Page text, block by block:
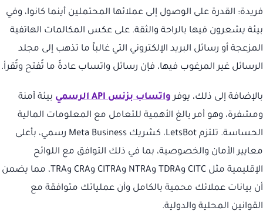
فريدة: القدرة على الوصول إلى عملائها المحتملين أينما كانوا، وفي
بيئة يشعرون فيها بالراحة والثقة. على عكس المكالمات الهاتفية
المزعجة أو رسائل البريد الإلكتروني التي غالباً ما تذهب إلى مجلد
الرسائل غير المرغوب فيها، فإن رسائل واتساب عادةً ما تُفتح وتُقرأ.
بالإضافة إلى ذلك، يوفر واتساب بزنس API الرسمي
بيئة آمنة
ومشفرة، وهو أمر بالغ الأهمية للتعامل مع المعلومات المالية
الحساسة. تلتزم LetsBot، كشريك Meta Business رسمي، بأعلى
معايير الأمان والخصوصية، بما في ذلك التوافق مع اللوائح
الإقليمية مثل CITC وTDRA وNTRA وCITRA وCRA وTRA، مما يضمن
أن بيانات عملائك محمية بالكامل وأن عملياتك متوافقة مع
القوانين المحلية والدولية.